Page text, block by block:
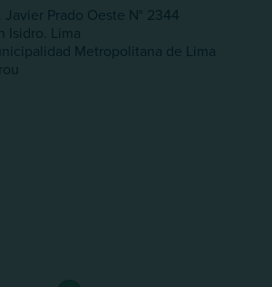
Javier Prado Oeste N° 2344
Isidro. Lima
Metropolitana de Lima